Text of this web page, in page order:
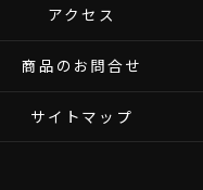
アクセス
商品のお問合せ
サイトマップ